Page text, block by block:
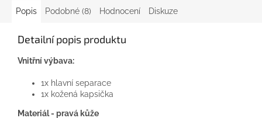
Popis Podobné (8) Hodnocení Diskuze
Detailní popis produktu
Vnitřní výbava:
1x hlavní separace
1x kožená kapsička
Materiál - pravá kůže